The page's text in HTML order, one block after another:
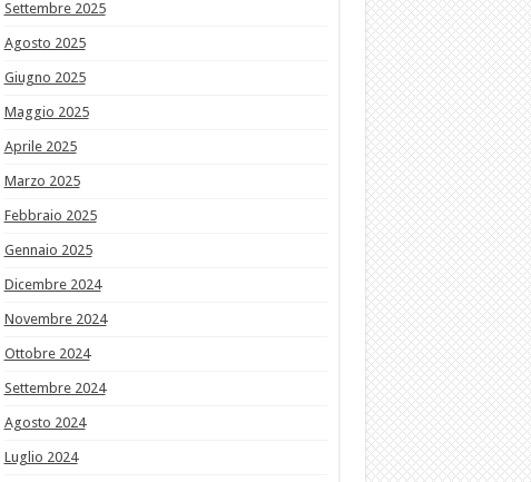
Settembre 2025
Agosto 2025
Giugno 2025
Maggio 2025
Aprile 2025
Marzo 2025
Febbraio 2025
Gennaio 2025
Dicembre 2024
Novembre 2024
Ottobre 2024
Settembre 2024
Agosto 2024
Luglio 2024